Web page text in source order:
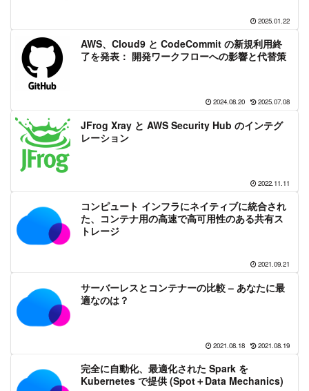
2025.01.22
AWS、Cloud9 と CodeCommit の新規利用終
了を発表： 開発ワークフローへの影響と代替策
2024.08.20 2025.07.08
JFrog Xray と AWS Security Hub のインテグ
レーション
2022.11.11
コンピュート インフラにネイティブに統合され
た、コンテナ用の高速で高可用性のある共有ス
トレージ
2021.09.21
サーバーレスとコンテナーの比較 – あなたに最
適なのは？
2021.08.18 2021.08.19
完全に自動化、最適化された Spark を
Kubernetes で提供 (Spot＋Data Mechanics)